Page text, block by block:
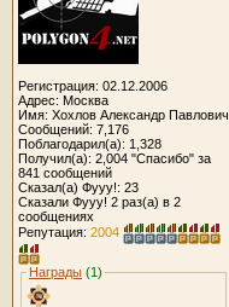
Регистрация: 02.12.2006
Адрес: Москва
Имя: Хохлов Александр Павлович
Сообщений: 7,176
Поблагодарил(а): 1,328
Получил(а): 2,004 "Спасибо" за
841 сообщений
Сказал(а) Фууу!: 23
Сказали Фууу! 2 раз(а) в 2
сообщениях
Репутация: 2004
Награды (1)